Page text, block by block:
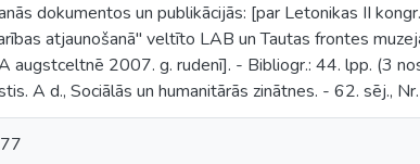
dokumentos un publikācijās: [par Letonikas II
atjaunošanā" veltīto LAB un Tautas frontes
augstceltnē 2007. g. rudenī]. - Bibliogr.: 44. lpp. (3
A d., Sociālās un humanitārās zinātnes. - 62. sēj.,